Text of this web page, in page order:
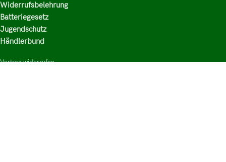
Widerrufsbelehrung
Batteriegesetz
Jugendschutz
Händlerbund
Vertrag widerrufen